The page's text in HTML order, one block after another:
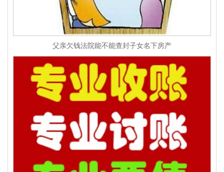
父亲欠钱法院能不能查封子女名下房产